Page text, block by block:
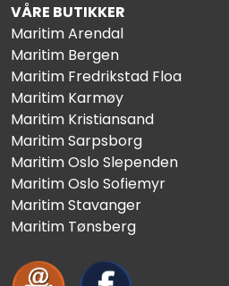
VÅRE BUTIKKER
Maritim Arendal
Maritim Bergen
Maritim Fredrikstad Floa
Maritim Karmøy
Maritim Kristiansand
Maritim Sarpsborg
Maritim Oslo Slependen
Maritim Oslo Sofiemyr
Maritim Stavanger
Maritim Tønsberg